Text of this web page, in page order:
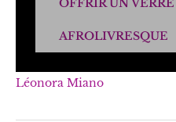
OFFRIR UN VERRE
AFROLIVRESQUE
Léonora Miano